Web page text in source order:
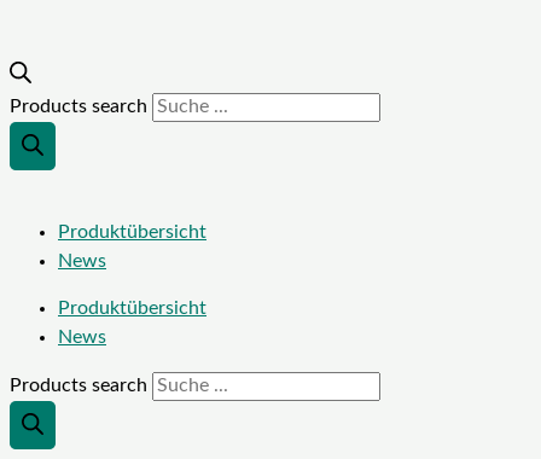
Products search
Produktübersicht
News
Produktübersicht
News
Products search